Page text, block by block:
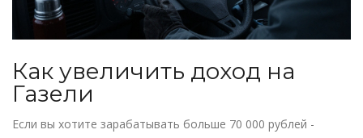
Как увеличить доход на
Газели
Если вы хотите зарабатывать больше 70 000 рублей -